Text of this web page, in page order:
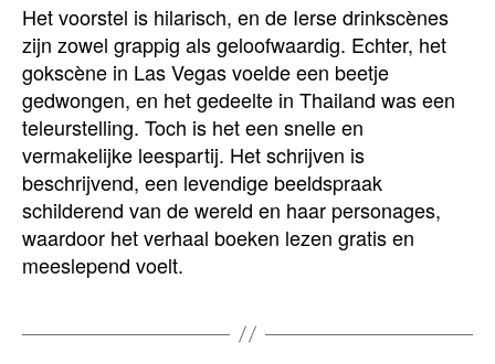
Het voorstel is hilarisch, en de Ierse drinkscènes
zijn zowel grappig als geloofwaardig. Echter, het
gokscène in Las Vegas voelde een beetje
gedwongen, en het gedeelte in Thailand was een
teleurstelling. Toch is het een snelle en
vermakelijke leespartij. Het schrijven is
beschrijvend, een levendige beeldspraak
schilderend van de wereld en haar personages,
waardoor het verhaal boeken lezen gratis en
meeslepend voelt.